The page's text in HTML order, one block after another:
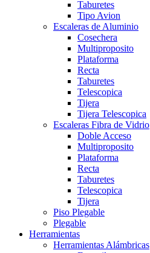
Taburetes
Tipo Avion
Escaleras de Aluminio
Cosechera
Multiproposito
Plataforma
Recta
Taburetes
Telescopica
Tijera
Tijera Telescopica
Escaleras Fibra de Vidrio
Doble Acceso
Multiproposito
Plataforma
Recta
Taburetes
Telescopica
Tijera
Piso Plegable
Plegable
Herramientas
Herramientas Alámbricas